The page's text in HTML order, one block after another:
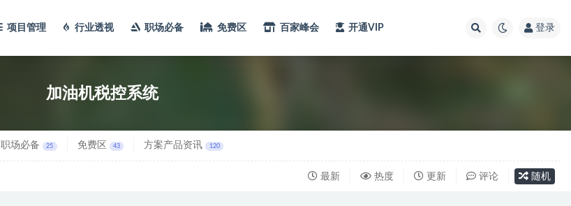
项目管理 行业透视 职场必备 免费区 百家峰会 开通VIP 登录
加油机税控系统
职场必备 25 免费区 43 方案产品资讯 120
最新 热度 更新 评论 随机